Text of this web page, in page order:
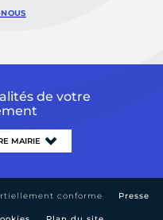
de votre
conforme Presse